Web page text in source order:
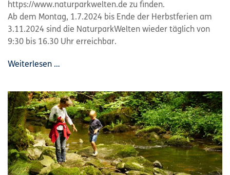
https://www.naturparkwelten.de zu finden.
Ab dem Montag, 1.7.2024 bis Ende der Herbstferien am
3.11.2024 sind die NaturparkWelten wieder täglich von
9:30 bis 16.30 Uhr erreichbar.
Weiterlesen …